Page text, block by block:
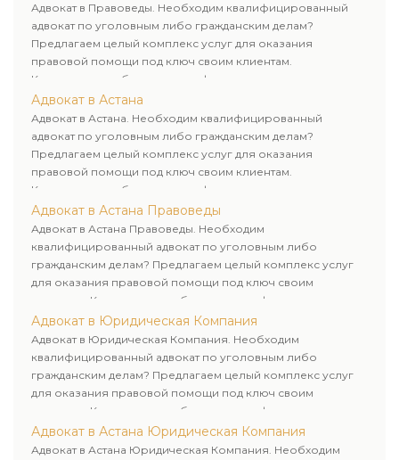
Адвокат в Правоведы. Необходим квалифицированный
адвокат по уголовным либо гражданским делам?
Предлагаем целый комплекс услуг для оказания
правовой помощи под ключ своим клиентам.
Комплексное обслуживание физических и юридических
лиц. Индивидуальный подход к каждому клиенту.
Адвокат в Астана
Адвокат в Астана. Необходим квалифицированный
адвокат по уголовным либо гражданским делам?
Предлагаем целый комплекс услуг для оказания
правовой помощи под ключ своим клиентам.
Комплексное обслуживание физических и юридических
лиц. Индивидуальный подход к каждому клиенту.
Адвокат в Астана Правоведы
Адвокат в Астана Правоведы. Необходим
квалифицированный адвокат по уголовным либо
гражданским делам? Предлагаем целый комплекс услуг
для оказания правовой помощи под ключ своим
клиентам. Комплексное обслуживание физических и
юридических лиц. Индивидуальный подход к каждому
клиенту.
Адвокат в Юридическая Компания
Адвокат в Юридическая Компания. Необходим
квалифицированный адвокат по уголовным либо
гражданским делам? Предлагаем целый комплекс услуг
для оказания правовой помощи под ключ своим
клиентам. Комплексное обслуживание физических и
юридических лиц. Индивидуальный подход к каждому
клиенту.
Адвокат в Астана Юридическая Компания
Адвокат в Астана Юридическая Компания. Необходим